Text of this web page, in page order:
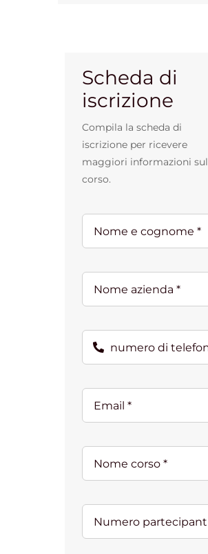
Scheda di
iscrizione
Compila la scheda di
iscrizione per ricevere
maggiori informazioni sul
corso.